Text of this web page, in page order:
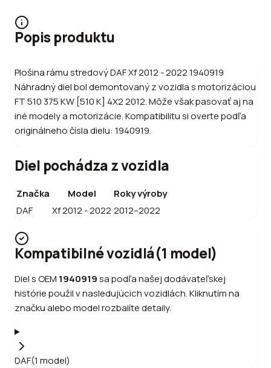
Popis produktu
Plošina rámu stredový DAF Xf 2012 - 2022 1940919
Náhradný diel bol demontovaný z vozidla s motorizáciou
FT 510 375 KW [510 K] 4X2 2012. Môže však pasovať aj na
iné modely a motorizácie. Kompatibilitu si overte podľa
originálneho čísla dielu: 1940919.
Diel pochádza z vozidla
Značka Model
Roky výroby
DAF
Xf 2012 - 2022 2012–2022
Kompatibilné vozidlá(1 model)
Diel s OEM 1940919sa podľa našej dodávateľskej
histórie použil v nasledujúcich vozidlách. Kliknutím na
značku alebo model rozbalíte detaily.
DAF(1 model)